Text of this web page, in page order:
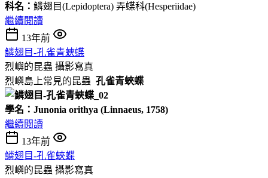
科名： 鱗翅目(Lepidoptera) 弄蝶科(Hesperiidae)
繼續閱讀
13年前
鱗翅目-孔雀青蛺蝶
烈嶼的昆蟲 攝影寫真
烈嶼島上常見的昆蟲 孔雀青蛺蝶
學名：Junonia orithya (Linnaeus, 1758)
繼續閱讀
13年前
鱗翅目-孔雀蛺蝶
烈嶼的昆蟲 攝影寫真